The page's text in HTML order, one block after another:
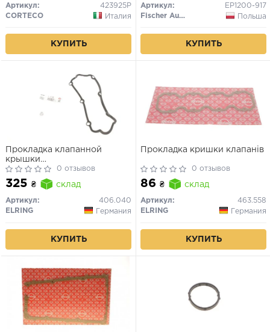
Артикул:
423925P
CORTECO
Италия
КУПИТЬ
Артикул:
EP1200-917
Fischer Automotive One (FA1)
Польша
КУПИТЬ
Прокладка клапанной
крышки
Daewoo/Chevrolet/Opel
0 отзывов
325 ₴ склад
Артикул:
406.040
ELRING
Германия
КУПИТЬ
Прокладка кришки клапанів
0 отзывов
86 ₴ склад
Артикул:
463.558
ELRING
Германия
КУПИТЬ